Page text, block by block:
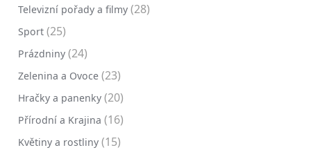
Televizní pořady a filmy (28)
Sport (25)
Prázdniny (24)
Zelenina a Ovoce (23)
Hračky a panenky (20)
Přírodní a Krajina (16)
Květiny a rostliny (15)